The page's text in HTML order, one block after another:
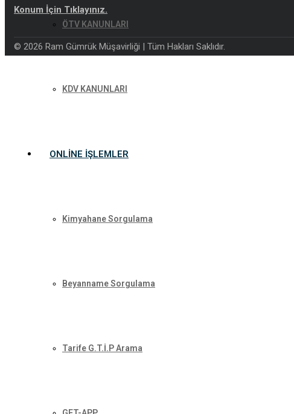
ÖTV KANUNLARI
KDV KANUNLARI
ONLINE İŞLEMLER
Kimyahane Sorgulama
Beyanname Sorgulama
Tarife G.T.İ.P Arama
Konum İçin Tıklayınız.
© 2026 Ram Gümrük Müşavirliği | Tüm Hakları Saklıdır.